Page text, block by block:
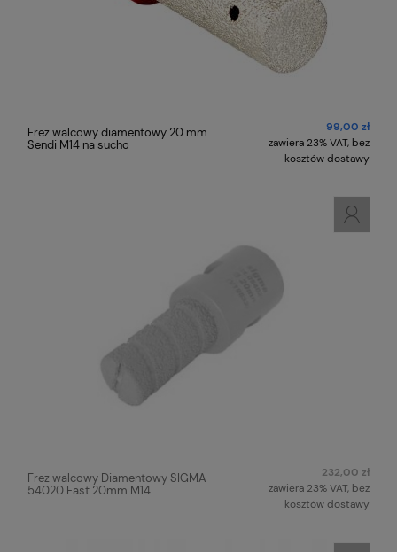
Frez walcowy diamentowy 20 mm
Sendi M14 na sucho
99,00 zł
zawiera 23% VAT, bez
kosztów dostawy
Frez walcowy Diamentowy SIGMA
54020 Fast 20mm M14
232,00 zł
zawiera 23% VAT, bez
kosztów dostawy